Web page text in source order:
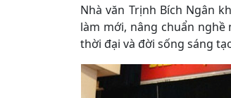
Nhà văn Trịnh Bích Ngân
làm mới, nâng chuẩn
thời đại và đời sống sáng